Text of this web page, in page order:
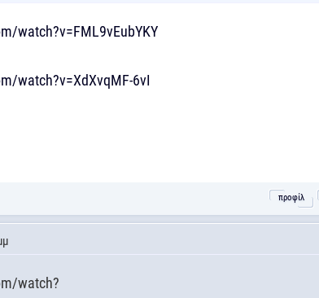
watch?v=FML9vEubYKY
watch?v=XdXvqMF-6vI
προφίλ
watch?